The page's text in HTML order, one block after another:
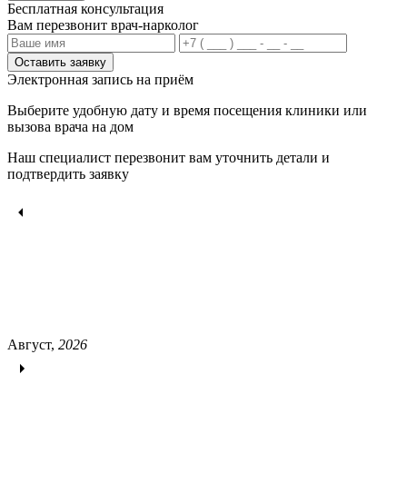
Бесплатная консультация
Вам перезвонит врач-нарколог
Оставить заявку
Электронная запись на приём
Выберите удобную дату и время посещения клиники или
вызова врача на дом
Наш специалист перезвонит вам уточнить детали и
подтвердить заявку
Август, 2026